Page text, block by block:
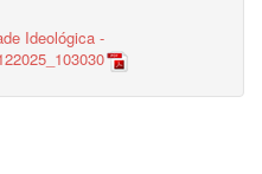
Ideológica -